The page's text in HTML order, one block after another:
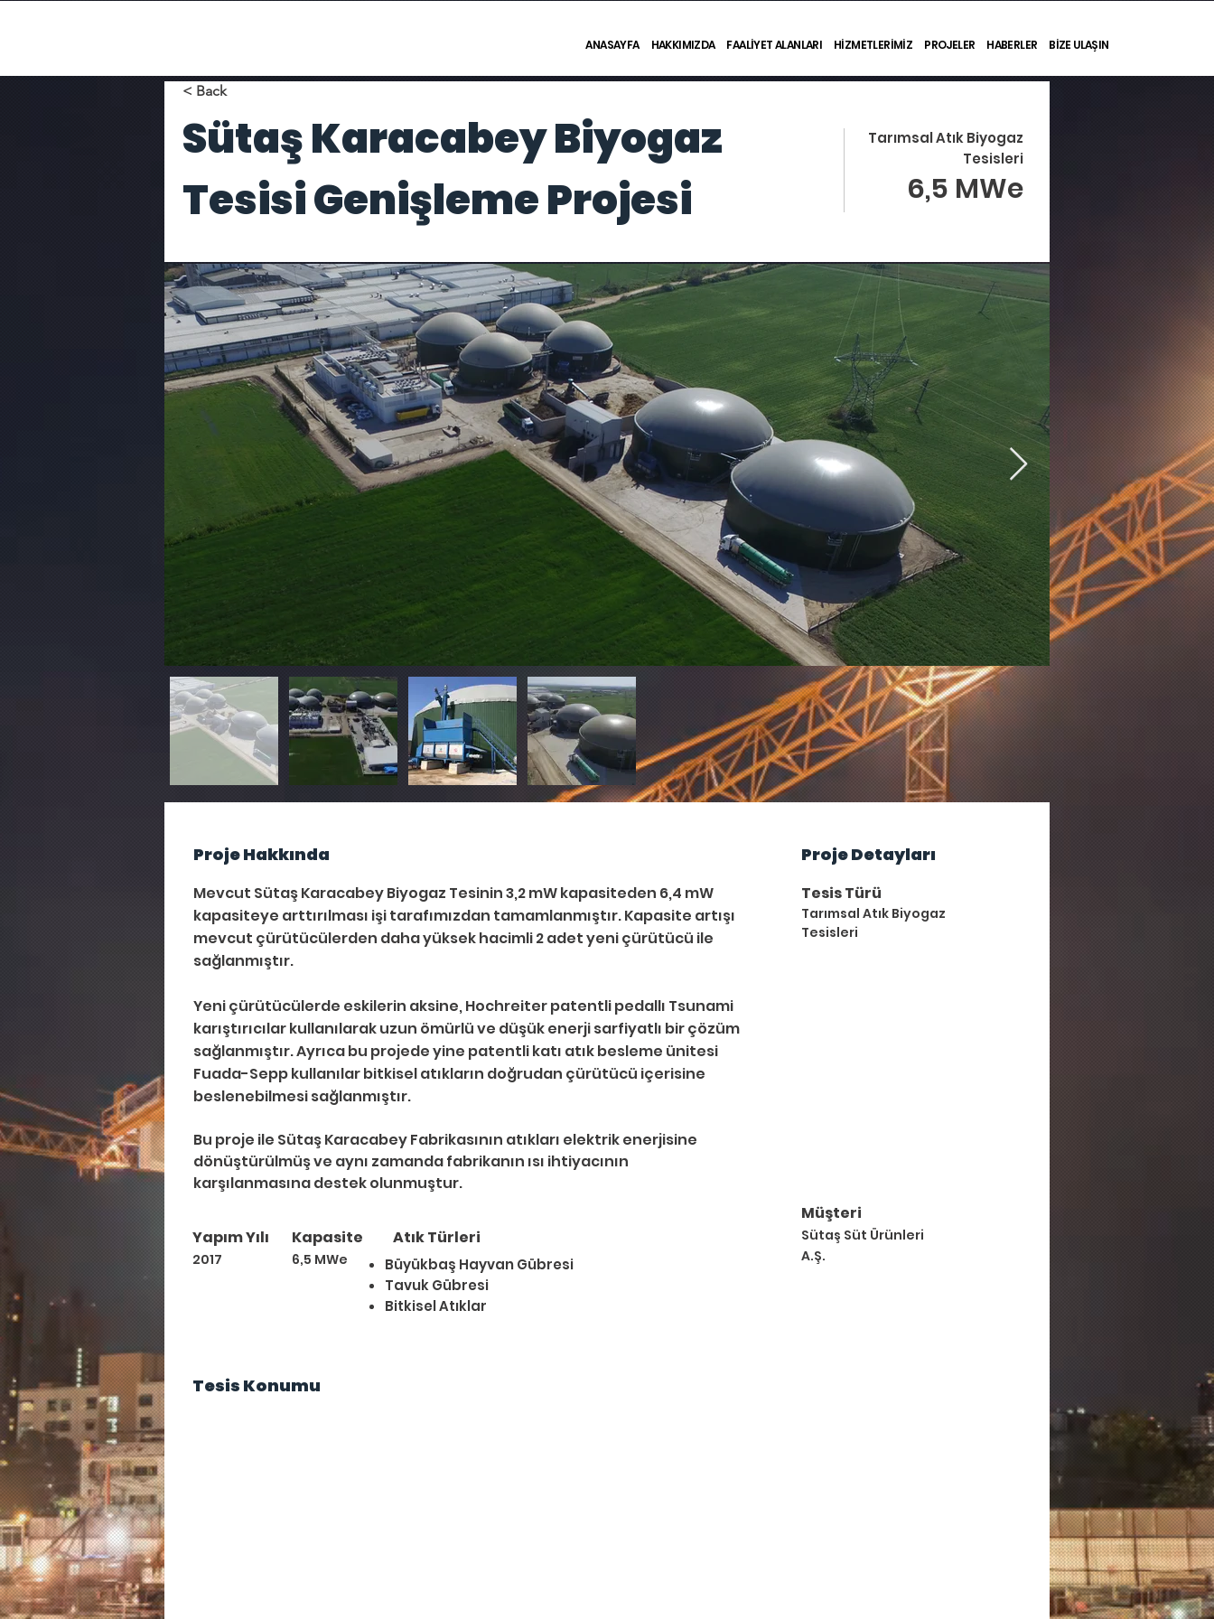
ANASAYFA HAKKIMIZDA FAALİYET ALANLARI HİZMETLERİMİZ PROJELER HABERLER BİZE ULAŞIN
< Back
Sütaş Karacabey Biyogaz
Tesisi Genişleme Projesi
Tarımsal Atık Biyogaz
Tesisleri
6,5 MWe
Proje Hakkında
Mevcut Sütaş Karacabey Biyogaz Tesinin 3,2 mW kapasiteden 6,4 mW
kapasiteye arttırılması işi tarafımızdan tamamlanmıştır. Kapasite artışı
mevcut çürütücülerden daha yüksek hacimli 2 adet yeni çürütücü ile
sağlanmıştır.
Yeni çürütücülerde eskilerin aksine, Hochreiter patentli pedallı Tsunami
karıştırıcılar kullanılarak uzun ömürlü ve düşük enerji sarfiyatlı bir çözüm
sağlanmıştır. Ayrıca bu projede yine patentli katı atık besleme ünitesi
Fuada-Sepp kullanılar bitkisel atıkların doğrudan çürütücü içerisine
beslenebilmesi sağlanmıştır.
Bu proje ile Sütaş Karacabey Fabrikasının atıkları elektrik enerjisine
dönüştürülmüş ve aynı zamanda fabrikanın ısı ihtiyacının
karşılanmasına destek olunmuştur.
Proje Detayları
Tesis Türü
Tarımsal Atık Biyogaz
Tesisleri
Müşteri
Yapım Yılı
2017
Kapasite
6,5 MWe
Atık Türleri
Büyükbaş Hayvan Gübresi
Tavuk Gübresi
Bitkisel Atıklar
Sütaş Süt Ürünleri
A.Ş.
Tesis Konumu